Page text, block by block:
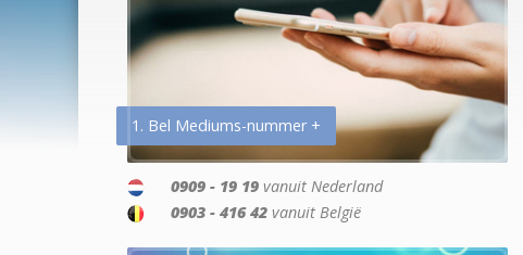
1. Bel Mediums-nummer +
0909 - 19 19 vanuit Nederland
0903 - 416 42 vanuit België